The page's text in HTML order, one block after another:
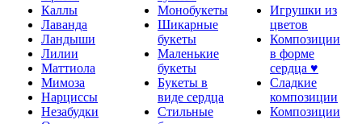
Каллы
Лаванда
Ландыши
Лилии
Маттиола
Мимоза
Нарциссы
Незабудки
Монобукеты
Шикарные
букеты
Маленькие
букеты
Букеты в
виде сердца
Стильные
Игрушки из
цветов
Композиции
в форме
сердца ♥
Сладкие
композиции
Композиции